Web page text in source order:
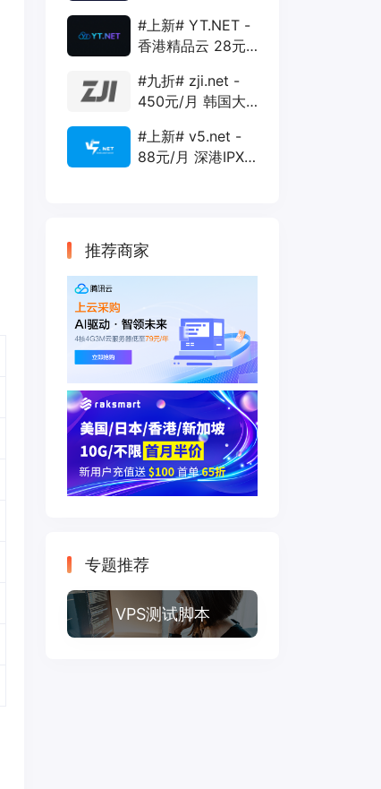
20G 5T 1Gbps
#上新# YT.NET -
香港精品云 28元/
AS10099+移动
CMI
#九折# zji.net -
450元/月 韩国大
优化和纯国际线路
#上新# v5.net -
88元/月 深港IPX
推荐商家
专题推荐
VPS测试脚本